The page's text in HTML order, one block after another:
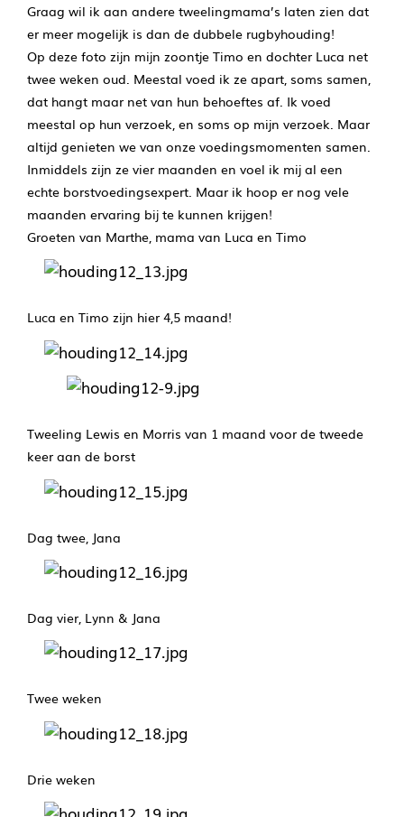
Graag wil ik aan andere tweelingmama’s laten zien dat
er meer mogelijk is dan de dubbele rugbyhouding!
Op deze foto zijn mijn zoontje Timo en dochter Luca net
twee weken oud. Meestal voed ik ze apart, soms samen,
dat hangt maar net van hun behoeftes af. Ik voed
meestal op hun verzoek, en soms op mijn verzoek. Maar
altijd genieten we van onze voedingsmomenten samen.
Inmiddels zijn ze vier maanden en voel ik mij al een
echte borstvoedingsexpert. Maar ik hoop er nog vele
maanden ervaring bij te kunnen krijgen!
Groeten van Marthe, mama van Luca en Timo
Luca en Timo zijn hier 4,5 maand!
Tweeling Lewis en Morris van 1 maand voor de tweede
keer aan de borst
Dag twee, Jana
Dag vier, Lynn & Jana
Twee weken
Drie weken